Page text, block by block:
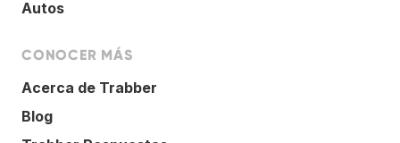
Autos
CONOCER MÁS
Acerca de Trabber
Blog